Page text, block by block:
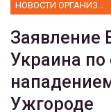
Заявление
Украина по
Ужгороде